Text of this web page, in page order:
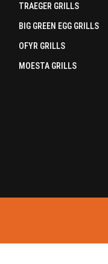
TRAEGER GRILLS
BIG GREEN EGG GRILLS
OFYR GRILLS
MOESTA GRILLS